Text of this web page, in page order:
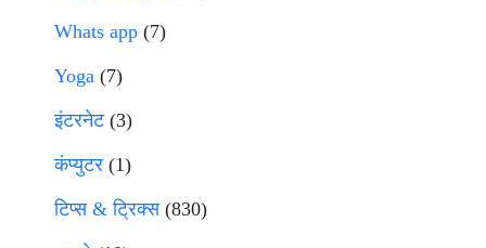
Whats app (7)
Yoga (7)
इंटरनेट(3)
कंप्युटर (1)
टिप्स & ट्रिक्स(830)